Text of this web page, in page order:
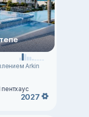
Arkin
пентхаус
2027